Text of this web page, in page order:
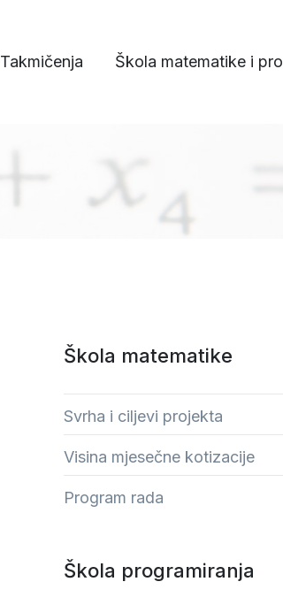
Takmičenja Škola matematike i
Škola matematike
Svrha i ciljevi projekta
Visina mjesečne kotizacije
Program rada
Škola programiranja